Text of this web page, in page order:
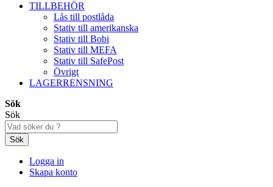
TILLBEHÖR
Lås till postlåda
Stativ till amerikanska
Stativ till Bobi
Stativ till MEFA
Stativ till SafePost
Övrigt
LAGERRENSNING
Sök
Sök
Sök
Logga in
Skapa konto